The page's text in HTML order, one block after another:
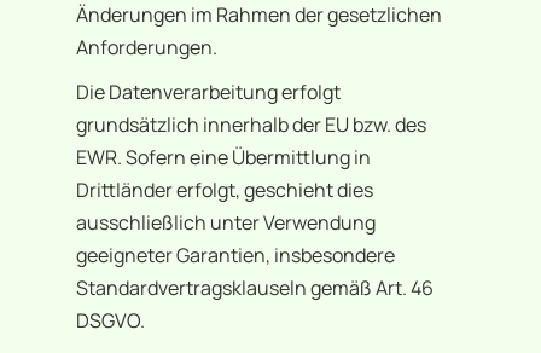
Änderungen im Rahmen der gesetzlichen
Anforderungen.
Die Datenverarbeitung erfolgt
grundsätzlich innerhalb der EU bzw. des
EWR. Sofern eine Übermittlung in
Drittländer erfolgt, geschieht dies
ausschließlich unter Verwendung
geeigneter Garantien, insbesondere
Standardvertragsklauseln gemäß Art. 46
DSGVO.